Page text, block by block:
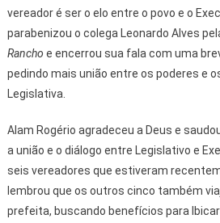
vereador é ser o elo entre o povo e o
parabenizou o colega Leonardo Alves
Rancho e encerrou sua fala com uma
pedindo mais união entre os poderes e
Legislativa.
Alam Rogério agradeceu a Deus e
a união e o diálogo entre Legislativo e
seis vereadores que estiveram
lembrou que os outros cinco também
prefeita, buscando benefícios para